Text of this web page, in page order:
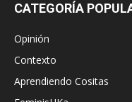
CATEGORÍA
Opinión
Contexto
Aprendiendo Cositas